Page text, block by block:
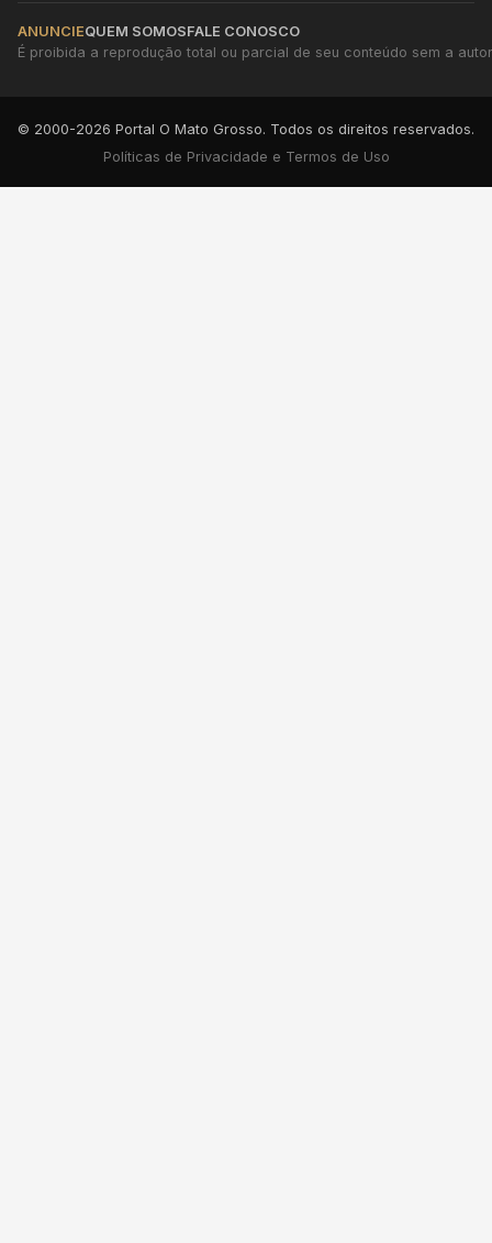
ANUNCIEQUEM SOMOSFALE CONOSCO
É proibida a reprodução total ou parcial de seu conteúdo sem a
© 2000-2026 Portal O Mato Grosso. Todos os direitos reservados.
Políticas de Privacidade e Termos de Uso